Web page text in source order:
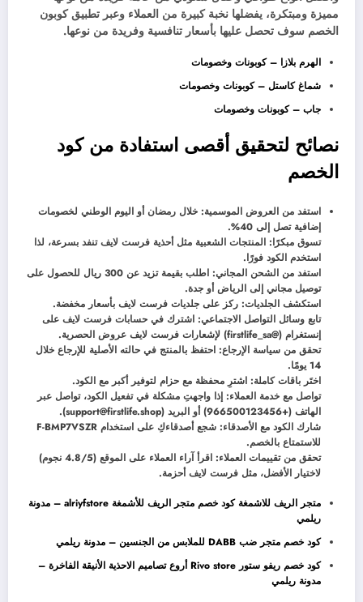
مميزة ومبتكرة، يفضلها نخبة كبيرة من العملاء وعبر تطبيق كوبون
الخصم سوف تحصل عليها بأسعار تنافسية وفريدة من نوعها.
الهرم بلازا – كوبونات وخصومات
شماغ كاستل – كوبونات وخصومات
جاب – كوبونات وخصومات
نصائح لتحقيق أقصى استفادة من كود
الخصم
استفد من العروض الموسمية: خلال رمضان أو اليوم الوطني لخصومات
إضافية تصل إلى 40%.
تسوق مبكرًا: المنتجات الشعبية مثل أحذية فرست لايف تنفد بسرعة، لذا
استخدم الكود فورًا.
استفد من الشحن المجاني: اطلب بقيمة تزيد عن 300 ريال للحصول على
توصيل مجاني إلى الرياض أو جدة.
استكشف الجلديات: ركز على جلديات فرست لايف بأسعار مخفضة.
تابع وسائل التواصل الاجتماعي: اشترك في حسابات فرست لايف على
إنستغرام (@firstlife_sa) لإشعارات فرست لايف عروض الحصرية.
تحقق من سياسة الإرجاع: احتفظ بالمنتج في حالته الأصلية للإرجاع خلال
14 يومًا.
اختَر باقات كاملة: اشترِ محفظة مع حزام لتوفير أكبر مع الكود.
تواصل مع خدمة العملاء: إذا واجهتِ مشكلة في تفعيل الكود، تواصل عبر
الهاتف (+966500123456) أو البريد (support@firstlife.shop).
شارك الكود مع الأصدقاء: شجع أصدقاءكِ على استخدام F-BMP7VSZR
للاستمتاع بالخصم.
تحقق من تقييمات العملاء: اقرأ آراء العملاء على الموقع (4.8/5 نجوم)
لاختيار الأفضل، مثل فرست لايف أحزمة.
متجر الريف للاشمغة كود خصم متجر الريف للأشمغة alriyfstore – مدونة
ريلمي
كود خصم متجر ضب DABB للملابس من الجنسين – مدونة ريلمي
كود خصم ريفو ستور Rivo store أروع تصاميم الاحذية الأنيقة الفاخرة –
مدونة ريلمي